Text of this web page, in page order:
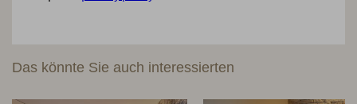
Das könnte Sie auch interessierten